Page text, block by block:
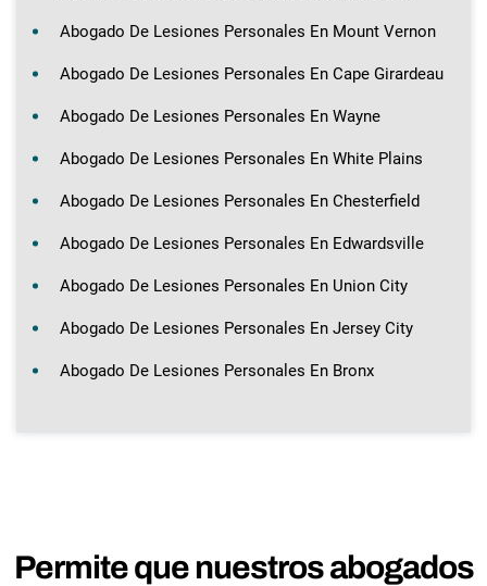
Abogado De Lesiones Personales En Mount Vernon
Abogado De Lesiones Personales En Cape Girardeau
Abogado De Lesiones Personales En Wayne
Abogado De Lesiones Personales En White Plains
Abogado De Lesiones Personales En Chesterfield
Abogado De Lesiones Personales En Edwardsville
Abogado De Lesiones Personales En Union City
Abogado De Lesiones Personales En Jersey City
Abogado De Lesiones Personales En Bronx
Permite que nuestros abogados